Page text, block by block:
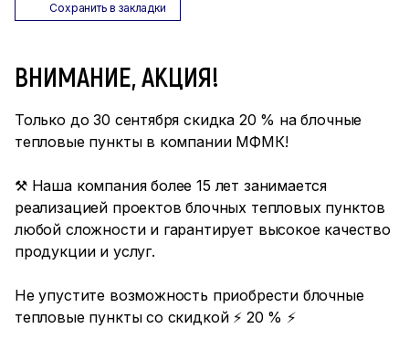
Сохранить в закладки
ВНИМАНИЕ, АКЦИЯ!
Только до 30 сентября скидка 20 % на блочные
тепловые пункты в компании МФМК!
⚒ Наша компания более 15 лет занимается
реализацией проектов блочных тепловых пунктов
любой сложности и гарантирует высокое качество
продукции и услуг.
Не упустите возможность приобрести блочные
тепловые пункты со скидкой ⚡ 20 % ⚡